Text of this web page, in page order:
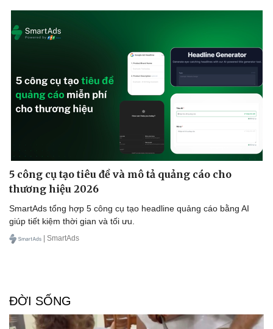
5 công cụ tạo tiêu đề và mô tả quảng cáo cho
thương hiệu 2026
SmartAds tổng hợp 5 công cụ tạo headline quảng cáo bằng AI
giúp tiết kiệm thời gian và tối ưu.
| SmartAds
ĐỜI SỐNG